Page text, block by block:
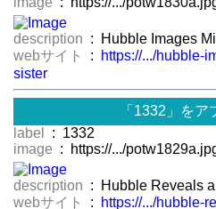
description : Hubble Images
webサイト
:
https://.../hubble-
sister
「1332」をア
label
: 1332
image : https://.../
description : Hubble Reveals
webサイト
: https://.../hubble-